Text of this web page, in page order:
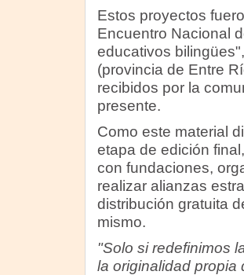
Estos proyectos
Encuentro Nacional
educativos
(provincia de Entre
recibidos por la
presente.
Como este material
etapa de edición
con fundaciones,
realizar alianzas
distribución gratuita
mismo.
"Solo si redefinimos
la originalidad propia